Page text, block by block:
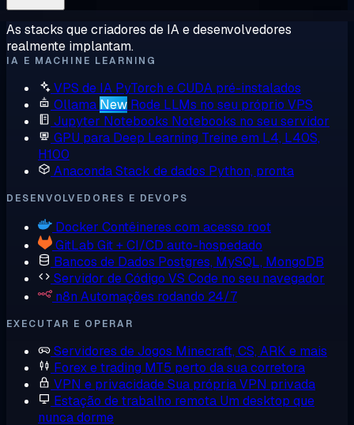
As stacks que criadores de IA e desenvolvedores
realmente implantam.
IA E MACHINE LEARNING
VPS de IA PyTorch e CUDA pré-instalados
Ollama New Rode LLMs no seu próprio VPS
Jupyter Notebooks Notebooks no seu servidor
GPU para Deep Learning Treine em L4, L40S,
H100
AnacondaStack de dados Python, pronta
DESENVOLVEDORES E DEVOPS
Docker Contêineres com acesso root
GitLab Git + CI/CD auto-hospedado
Bancos de Dados Postgres, MySQL, MongoDB
Servidor de Código VS Code no seu navegador
n8n Automações rodando 24/7
EXECUTAR E OPERAR
Servidores de Jogos Minecraft, CS, ARK e mais
Forex e trading MT5 perto da sua corretora
VPN e privacidadeSua própria VPN privada
Estação de trabalho remota Um desktop que
nunca dorme